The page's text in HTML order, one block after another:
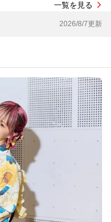
一覧を見る
2026/8/7更新